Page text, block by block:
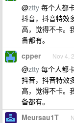
@ztty 每个人都
抖音，抖音特效
高，觉得不卡。
备都有。
cpper Nov 4,
@ztty 每个人都
抖音，抖音特效
高，觉得不卡。
备都有。
Meursau1T